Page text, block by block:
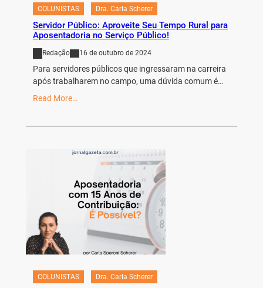
COLUNISTAS Dra. Carla Scherer
Servidor Público: Aproveite Seu Tempo Rural para
Aposentadoria no Serviço Público!
Redação 16 de outubro de 2024
Para servidores públicos que ingressaram na carreira
após trabalharem no campo, uma dúvida comum é…
Read More…
COLUNISTAS Dra. Carla Scherer